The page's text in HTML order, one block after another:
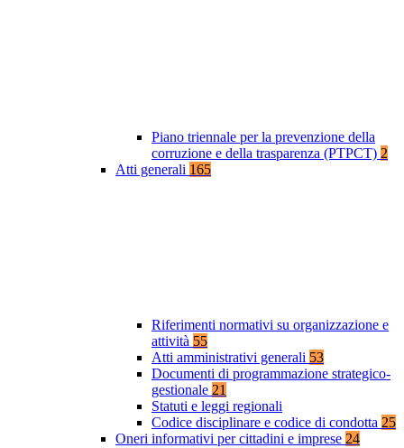
Piano triennale per la prevenzione della
corruzione e della trasparenza (PTPCT) 2
Atti generali 165
Riferimenti normativi su organizzazione e
attività 55
Atti amministrativi generali 53
Documenti di programmazione strategico-
gestionale 21
Statuti e leggi regionali
Codice disciplinare e codice di condotta 25
Oneri informativi per cittadini e imprese 24